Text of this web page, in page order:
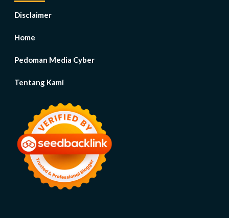
Disclaimer
Home
Pedoman Media Cyber
Tentang Kami